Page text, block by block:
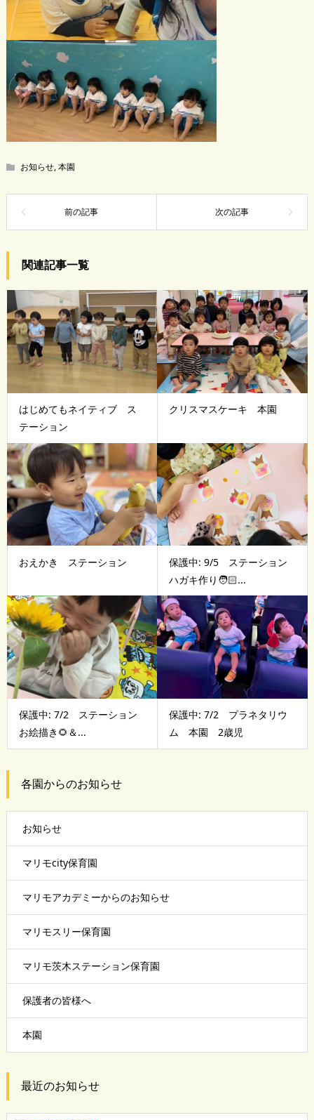
お知らせ,本園
関連記事一覧
はじめてもネイティブ ス
テーション
クリスマスケーキ 本園
おえかき ステーション
保護中: 9/5 ステーション
ハガキ作り🧑🏻...
保護中: 7/2 ステーション
お絵描き🌻＆...
保護中: 7/2 プラネタリウ
ム 本園 2歳児
各園からのお知らせ
お知らせ
マリモcity保育園
マリモアカデミーからのお知らせ
マリモスリー保育園
マリモ茨木ステーション保育園
保護者の皆様へ
本園
最近のお知らせ